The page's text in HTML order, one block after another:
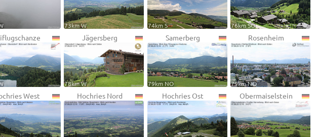
73km W 74km S 76km SO
Jägersberg
78km W
Samerberg
79km NO
Rosenheim
79km NO
West Hochries Nord Hochries Ost Obermaiselstein